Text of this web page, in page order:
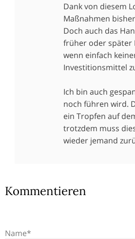
Dank von diesem
Maßnahmen
Doch auch das
früher oder später
wenn einfach
Investitionsmittel
Ich bin auch
noch führen wird.
ein Tropfen auf
trotzdem muss
wieder jemand
Kommentieren
Name*